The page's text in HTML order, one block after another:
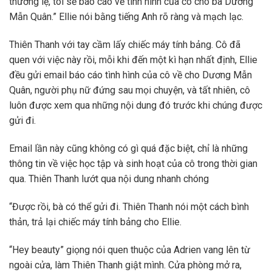
Mẫn Quân.” Ellie nói bằng tiếng Anh rõ ràng và mạch lạc.
Thiên Thanh với tay cầm lấy chiếc máy tính bảng. Cô đã
quen với việc này rồi, mỗi khi đến một kì hạn nhất định, Ellie
đều gửi email báo cáo tình hình của cô về cho Dương Mẫn
Quân, người phụ nữ đứng sau mọi chuyện, và tất nhiên, cô
luôn được xem qua những nội dung đó trước khi chúng được
gửi đi.
Email lần này cũng không có gì quá đặc biệt, chỉ là những
thông tin về việc học tập và sinh hoạt của cô trong thời gian
qua. Thiên Thanh lướt qua nội dung nhanh chóng
“Được rồi, bà có thể gửi đi. Thiên Thanh nói một cách bình
thản, trả lại chiếc máy tính bảng cho Ellie.
“Hey beauty” giọng nói quen thuộc của Adrien vang lên từ
ngoài cửa, làm Thiên Thanh giật mình. Cửa phòng mở ra,